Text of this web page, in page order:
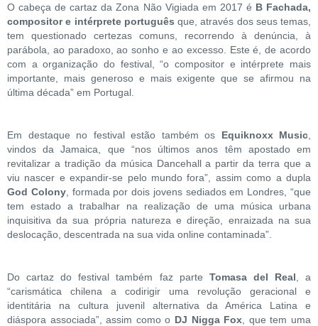
O cabeça de cartaz da Zona Não Vigiada em 2017 é B Fachada,
compositor e intérprete português que, através dos seus temas,
tem questionado certezas comuns, recorrendo à denúncia, à
parábola, ao paradoxo, ao sonho e ao excesso. Este é, de acordo
com a organização do festival, “o compositor e intérprete mais
importante, mais generoso e mais exigente que se afirmou na
última década” em Portugal.
Em destaque no festival estão também os Equiknoxx Music
vindos da Jamaica, que “nos últimos anos têm apostado em
revitalizar a tradição da música Dancehall a partir da terra que a
viu nascer e expandir-se pelo mundo fora”, assim como a dupla
God Colony, formada por dois jovens sediados em Londres, “que
tem estado a trabalhar na realização de uma música urbana
inquisitiva da sua própria natureza e direção, enraizada na sua
deslocação, descentrada na sua vida online contaminada”.
Do cartaz do festival também faz parte Tomasa del Real , a
“carismática chilena a codirigir uma revolução geracional e
identitária na cultura juvenil alternativa da América Latina e
diáspora associada”, assim como o DJ Nigga Fox , que tem uma